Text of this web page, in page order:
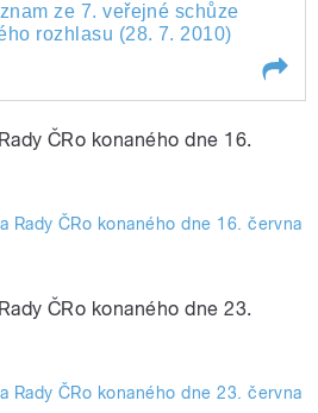
ze 7. veřejné schůze
rozhlasu (28. 7. 2010)
ČRo konaného dne 16.
Rady ČRo konaného dne 16. června
ČRo konaného dne 23.
Rady ČRo konaného dne 23. června